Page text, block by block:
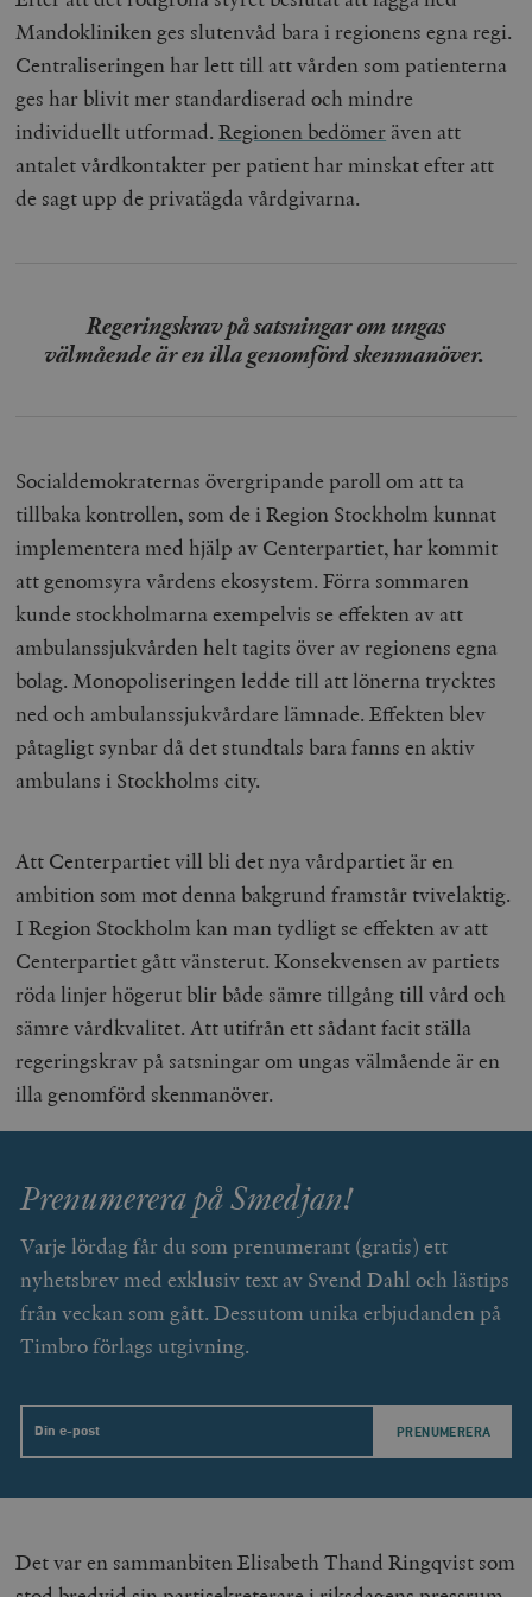
Mandokliniken ges slutenvåd bara i regionens egna regi.
Centraliseringen har lett till att vården som patienterna
ges har blivit mer standardiserad och mindre
individuellt utformad.Regionen bedömer även att
antalet vårdkontakter per patient har minskat efter att
de sagt upp de privatägda vårdgivarna.
Regeringskrav på satsningar om ungas
välmående är en illa genomförd skenmanöver.
Socialdemokraternas övergripande paroll om att ta
tillbaka kontrollen, som de i Region Stockholm kunnat
implementera med hjälp av Centerpartiet, har kommit
att genomsyra vårdens ekosystem. Förra sommaren
kunde stockholmarna exempelvis se effekten av att
ambulanssjukvården helt tagits över av regionens egna
bolag. Monopoliseringen ledde till att lönerna trycktes
ned och ambulanssjukvårdare lämnade. Effekten blev
påtagligt synbar då det stundtals bara fanns en aktiv
ambulans i Stockholms city.
Att Centerpartiet vill bli det nya vårdpartiet är en
ambition som mot denna bakgrund framstår tvivelaktig.
I Region Stockholm kan man tydligt se effekten av att
Centerpartiet gått vänsterut. Konsekvensen av partiets
röda linjer högerut blir både sämre tillgång till vård och
sämre vårdkvalitet. Att utifrån ett sådant facit ställa
regeringskrav på satsningar om ungas välmående är en
illa genomförd skenmanöver.
Prenumerera på Smedjan!
Varje lördag får du som prenumerant (gratis) ett
nyhetsbrev med exklusiv text av Svend Dahl och lästips
från veckan som gått. Dessutom unika erbjudanden på
Timbro förlags utgivning.
Email
Det var en sammanbiten Elisabeth Thand Ringqvist som